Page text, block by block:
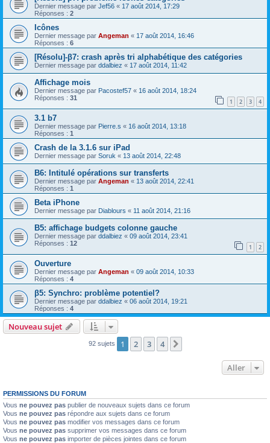
Dernier message par Jef56 « 17 août 2014, 17:29
Réponses : 2
Icônes
Dernier message par Angeman « 17 août 2014, 16:46
Réponses : 6
[Résolu]-β7: crash après tri alphabétique des catégories
Dernier message par ddalbiez « 17 août 2014, 11:42
Affichage mois
Dernier message par Pacostef57 « 16 août 2014, 18:24
Réponses : 31 1 2 3 4
3.1 b7
Dernier message par Pierre.s « 16 août 2014, 13:18
Réponses : 1
Crash de la 3.1.6 sur iPad
Dernier message par Soruk « 13 août 2014, 22:48
B6: Intitulé opérations sur transferts
Dernier message par Angeman « 13 août 2014, 22:41
Réponses : 1
Beta iPhone
Dernier message par Diablours « 11 août 2014, 21:16
B5: affichage budgets colonne gauche
Dernier message par ddalbiez « 09 août 2014, 23:41
Réponses : 12 1 2
Ouverture
Dernier message par Angeman « 09 août 2014, 10:33
Réponses : 4
β5: Synchro: problème potentiel?
Dernier message par ddalbiez « 06 août 2014, 19:21
Réponses : 4
Nouveau sujet
92 sujets 1 2 3 4
Aller
PERMISSIONS DU FORUM
Vous ne pouvez pas publier de nouveaux sujets dans ce forum
Vous ne pouvez pas répondre aux sujets dans ce forum
Vous ne pouvez pas modifier vos messages dans ce forum
Vous ne pouvez pas supprimer vos messages dans ce forum
Vous ne pouvez pas importer de pièces jointes dans ce forum